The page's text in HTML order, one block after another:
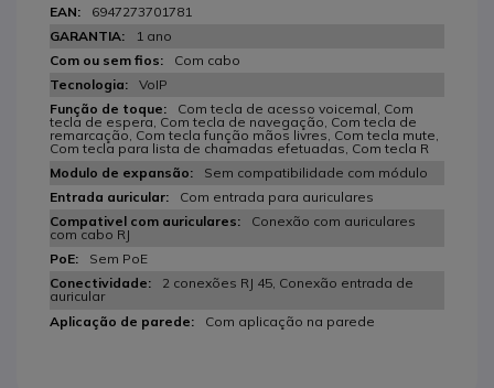
6947273701781
1 ano
Com cabo
VoIP
Com tecla de acesso voicemal, Com
tecla de espera, Com tecla de navegação, Com tecla de
remarcação, Com tecla função mãos livres, Com tecla mute,
Com tecla para lista de chamadas efetuadas, Com tecla R
Sem compatibilidade com módulo
Com entrada para auriculares
Conexão com auriculares
com cabo RJ
Sem PoE
2 conexões RJ 45, Conexão entrada de
auricular
Com aplicação na parede